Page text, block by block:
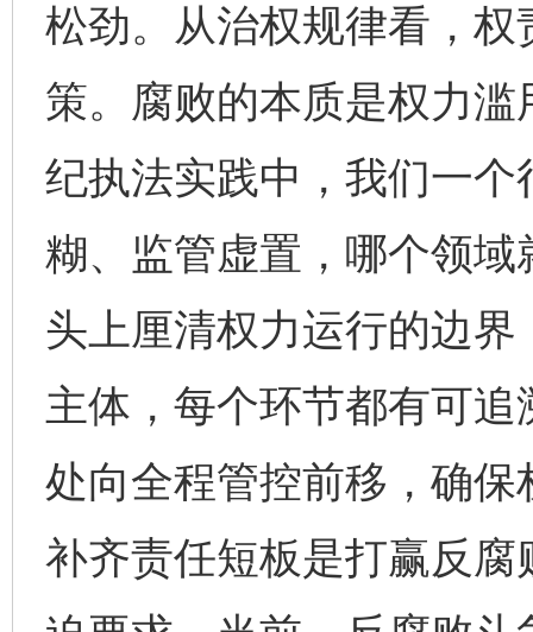
松劲。从治权规律看，
策。腐败的本质是权力
纪执法实践中，我们一
糊、监管虚置，哪个领
头上厘清权力运行的边
主体，每个环节都有可
处向全程管控前移，确
补齐责任短板是打赢反